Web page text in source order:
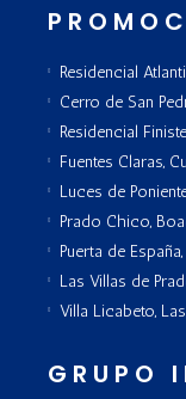
Residencial
Cerro de San
Residencial
Fuentes Claras,
Luces de
Prado Chico,
Puerta de
Las Villas de
Villa Licabeto,
GRUPO